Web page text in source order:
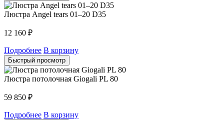
Люстра Angel tears 01–20 D35
12 160 ₽
Подробнее В корзину
Быстрый просмотр
Люстра потолочная Giogali PL 80
59 850 ₽
Подробнее В корзину